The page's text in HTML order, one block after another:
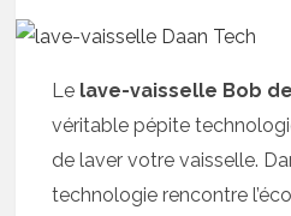
Le lave-vaisselle Bob
véritable pépite
de laver votre vaisselle.
technologie rencontre